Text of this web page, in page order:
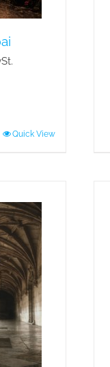
Quick View